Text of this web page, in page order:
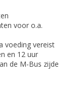
voor o.a.
voeding vereist
en 12 uur
de M-Bus zijde